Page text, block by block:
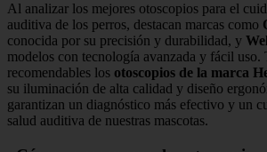
Al analizar los mejores otoscopios para el
auditiva de los perros, destacan marcas como
conocida por su precisión y durabilidad, y
modelos con tecnología avanzada y fácil uso.
recomendables los otoscopios de la marca
su iluminación de alta calidad y diseño
garantizan un diagnóstico más efectivo y un
salud auditiva de nuestras mascotas.